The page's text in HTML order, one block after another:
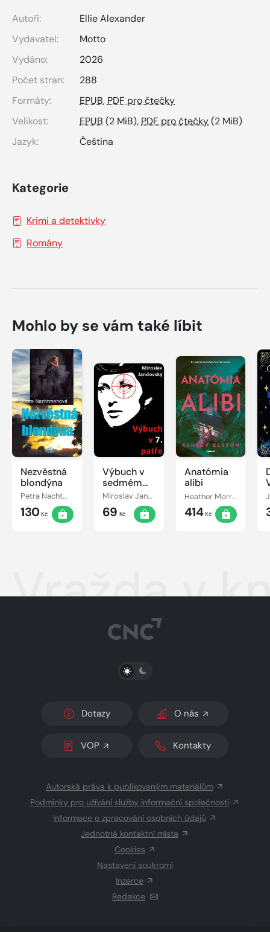
Autoři:
Ellie Alexander
Vydavatel:
Motto
Vydáno:
2026
Počet stran:
288
Formáty:
EPUB, PDF pro čtečky
Velikost:
EPUB (2 MiB), PDF pro čtečky(2 MiB)
Jazyk:
Čeština
Kategorie
Krimi a detektivky
Romány
Mohlo by se vám také líbit
Nezvěstná
blondýna
Petra Nachtmanová
130Kč
Výbuch v
sedmém
patře
Miroslav Jandovský
69 Kč
Anatómia
alibi
Heather Morrisová
414Kč
Vražda v
PŘEPNOUT SVĚTLÝ/TMAVÝ REŽIM
Dotazy O nás
VOP Kontakty
Autorská práva k publikovaným materiálům
Podmínky pro užívání služby informační společnosti
Informace o zpracování osobních údajů
Jednotná kontaktní místa
Cookies
Nastavení soukromí
Inzerce
Redakce